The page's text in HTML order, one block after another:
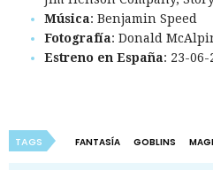
Música: Benjamin Speed
Fotografía: Donald
Estreno en España: 23-06-
TAGS FANTASÍA GOBLINS